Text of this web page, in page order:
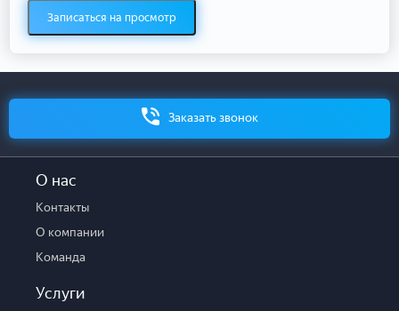
Записаться на просмотр
Заказать звонок
О нас
Контакты
О компании
Команда
Услуги